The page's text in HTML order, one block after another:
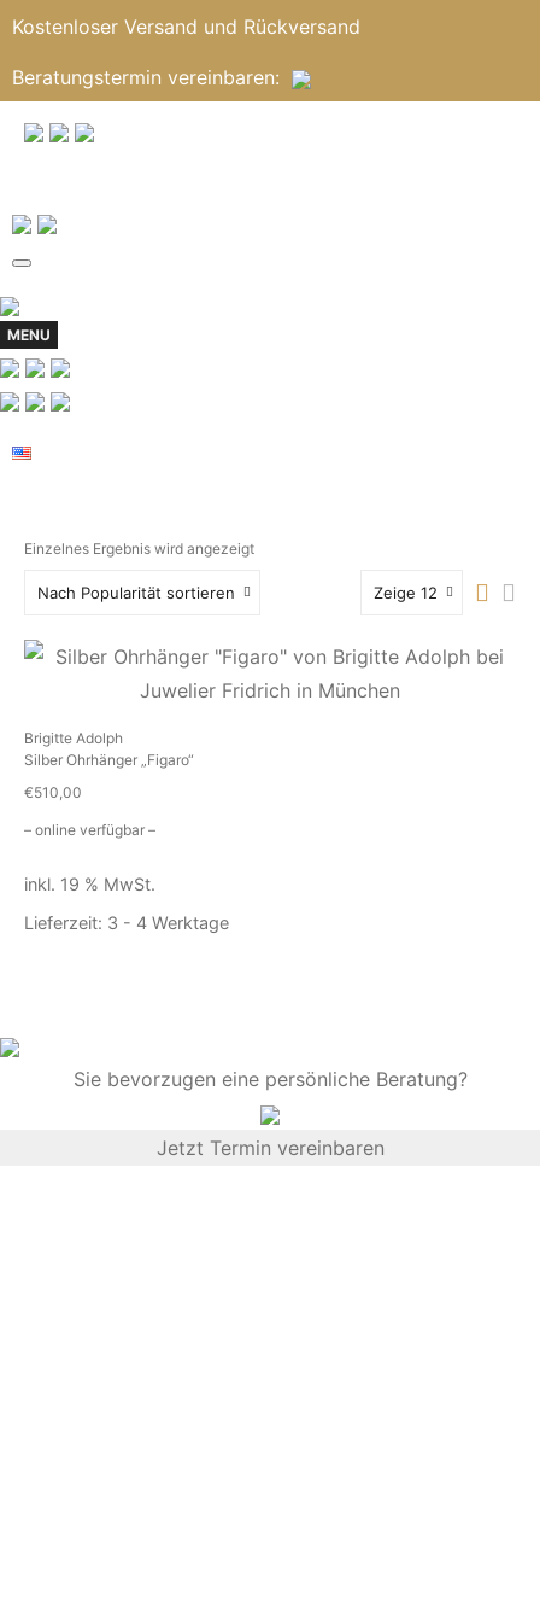
Kostenloser Versand und Rückversand
Beratungstermin vereinbaren:
MENU
Einzelnes Ergebnis wird angezeigt
Nach Popularität sortieren Zeige 12
Brigitte Adolph
Silber Ohrhänger „Figaro“
€510,00
– online verfügbar –
inkl. 19 % MwSt.
Lieferzeit: 3 - 4 Werktage
Sie bevorzugen eine persönliche Beratung?
Jetzt Termin vereinbaren